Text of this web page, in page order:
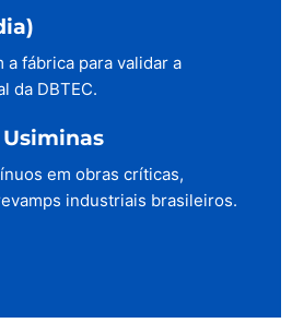
a fábrica para validar a
da DBTEC.
em obras críticas,
industriais brasileiros.